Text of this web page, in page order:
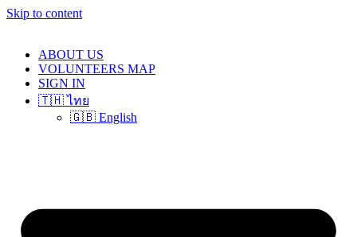
Skip to content
ABOUT US
VOLUNTEERS MAP
SIGN IN
🇹🇭 ไทย
🇬🇧 English